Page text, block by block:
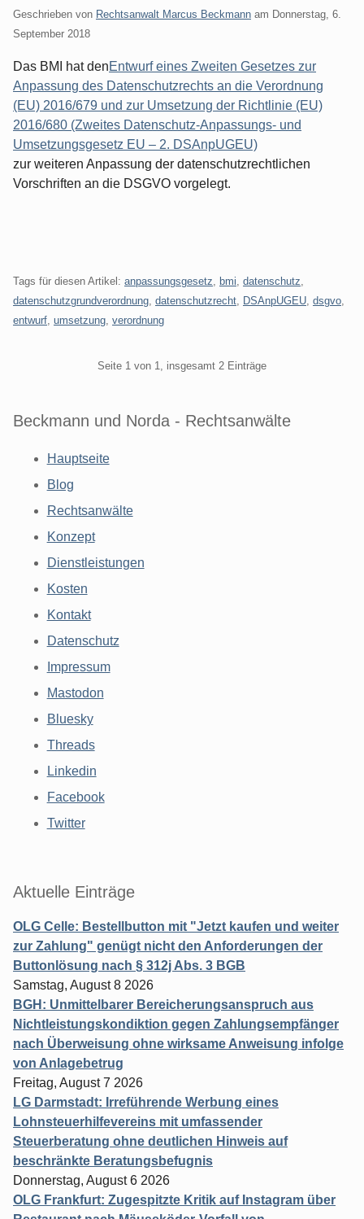
Geschrieben von Rechtsanwalt Marcus Beckmann am Donnerstag, 6.
September 2018
Das BMI hat denEntwurf eines Zweiten Gesetzes zur
Anpassung des Datenschutzrechts an die Verordnung
(EU) 2016/679 und zur Umsetzung der Richtlinie (EU)
2016/680 (Zweites Datenschutz-Anpassungs- und
Umsetzungsgesetz EU – 2. DSAnpUGEU)
zur weiteren Anpassung der datenschutzrechtlichen
Vorschriften an die DSGVO vorgelegt.
Tags für diesen Artikel: anpassungsgesetz bmi datenschutz
datenschutzgrundverordnung datenschutzrecht DSAnpUGEU dsgvo
entwurf umsetzung verordnung
Seite 1 von 1, insgesamt 2 Einträge
Beckmann und Norda - Rechtsanwälte
Hauptseite
Blog
Rechtsanwälte
Konzept
Dienstleistungen
Kosten
Kontakt
Datenschutz
Impressum
Mastodon
Bluesky
Threads
Linkedin
Facebook
Twitter
Aktuelle Einträge
OLG Celle: Bestellbutton mit "Jetzt kaufen und weiter
zur Zahlung" genügt nicht den Anforderungen der
Buttonlösung nach § 312j Abs. 3 BGB
Samstag, August 8 2026
BGH: Unmittelbarer Bereicherungsanspruch aus
Nichtleistungskondiktion gegen Zahlungsempfänger
nach Überweisung ohne wirksame Anweisung infolge
von Anlagebetrug
Freitag, August 7 2026
LG Darmstadt: Irreführende Werbung eines
Lohnsteuerhilfevereins mit umfassender
Steuerberatung ohne deutlichen Hinweis auf
beschränkte Beratungsbefugnis
Donnerstag, August 6 2026
OLG Frankfurt: Zugespitzte Kritik auf Instagram über